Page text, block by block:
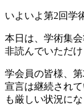
いよいよ第2回学
本日は、学術集
非読んでいただけ
学会員の皆様、第
宣言は継続され
も厳しい状況に